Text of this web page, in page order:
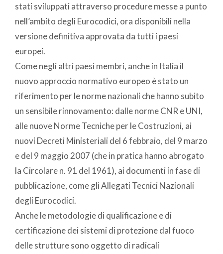
stati sviluppati attraverso procedure messe a punto
nell’ambito degli Eurocodici, ora disponibili nella
versione definitiva approvata da tutti i paesi
europei.
Come negli altri paesi membri, anche in Italia il
nuovo approccio normativo europeo è stato un
riferimento per le norme nazionali che hanno subito
un sensibile rinnovamento: dalle norme CNR e UNI,
alle nuove Norme Tecniche per le Costruzioni, ai
nuovi Decreti Ministeriali del 6 febbraio, del 9 marzo
e del 9 maggio 2007 (che in pratica hanno abrogato
la Circolare n. 91 del 1961), ai documenti in fase di
pubblicazione, come gli Allegati Tecnici Nazionali
degli Eurocodici.
Anche le metodologie di qualificazione e di
certificazione dei sistemi di protezione dal fuoco
delle strutture sono oggetto di radicali